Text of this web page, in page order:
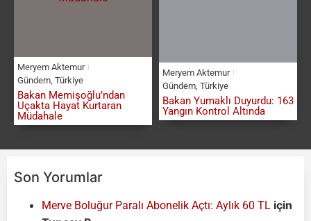
Meryem Aktemur
Gündem, Türkiye
Bakan Memişoğlu’ndan
Uçakta Hayat Kurtaran
Müdahale
Meryem Aktemur
Gündem Türkiye
Bakan Yumaklı Duyurdu: 163
Yangın Kontrol Altında
Son Yorumlar
Merve Boluğur Paralı Abonelik Açtı: Aylık 60 TL için